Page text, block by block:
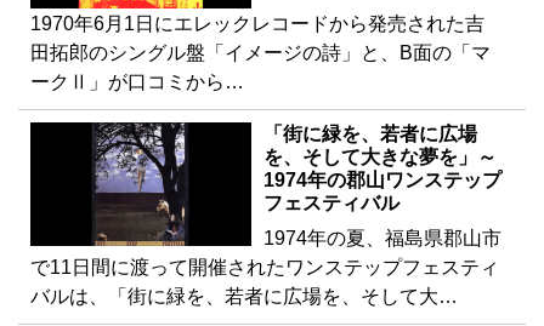
1970年6月1日にエレックレコードから発売された吉
田拓郎のシングル盤「イメージの詩」と、B面の「マ
ークⅡ」が口コミから…
「街に緑を、若者に広場
を、そして大きな夢を」～
1974年の郡山ワンステップ
フェスティバル
1974年の夏、福島県郡山市
で11日間に渡って開催されたワンステップフェスティ
バルは、「街に緑を、若者に広場を、そして大…